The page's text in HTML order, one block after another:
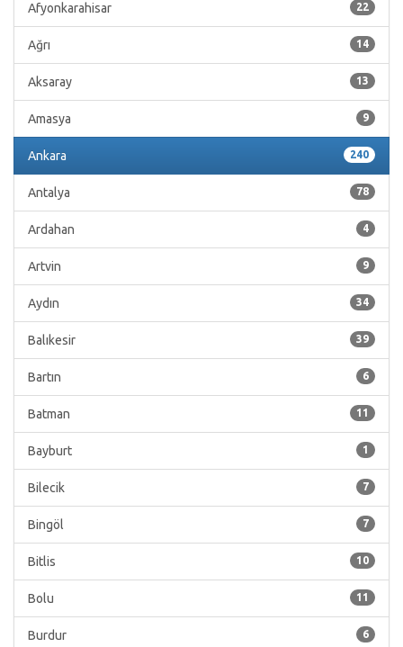
22
Afyonkarahisar
14
Ağrı
13
Aksaray
9
Amasya
240
Ankara
78
Antalya
4
Ardahan
9
Artvin
34
Aydın
39
Balıkesir
6
Bartın
11
Batman
1
Bayburt
7
Bilecik
7
Bingöl
10
Bitlis
11
Bolu
6
Burdur